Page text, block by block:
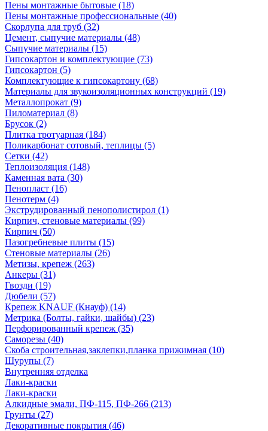
Пены монтажные бытовые (18)
Пены монтажные профессиональные (40)
Скорлупа для труб (32)
Цемент, сыпучие материалы (48)
Сыпучие материалы (15)
Гипсокартон и комплектующие (73)
Гипсокартон (5)
Комплектующие к гипсокартону (68)
Материалы для звукоизоляционных конструкций (19)
Металлопрокат (9)
Пиломатериал (8)
Брусок (2)
Плитка тротуарная (184)
Поликарбонат сотовый, теплицы (5)
Сетки (42)
Теплоизоляция (148)
Каменная вата (30)
Пенопласт (16)
Пенотерм (4)
Экструдированный пенополистирол (1)
Кирпич, стеновые материалы (99)
Кирпич (50)
Пазогребневые плиты (15)
Стеновые материалы (26)
Метизы, крепеж (263)
Анкеры (31)
Гвозди (19)
Дюбели (57)
Крепеж KNAUF (Кнауф) (14)
Метрика (Болты, гайки, шайбы) (23)
Перфорированный крепеж (35)
Саморезы (40)
Скоба строительная,заклепки,планка прижимная (10)
Шурупы (7)
Внутренняя отделка
Лаки-краски
Лаки-краски
Алкидные эмали, ПФ-115, ПФ-266 (213)
Грунты (27)
Декоративные покрытия (46)